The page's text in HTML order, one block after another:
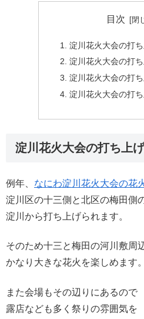
目次
淀川花火大会の打
淀川花火大会の打
淀川花火大会の打
淀川花火大会の打
淀川花火大会の打ち上
例年、 なにわ淀川花火大会の花
淀川区の十三側と北区の梅田側
淀川から打ち上げられます。
そのため十三と梅田の河川敷周
かなり大きな花火を楽しめます。
また会場もその辺りにあるので
露店なども多く祭りの雰囲気を